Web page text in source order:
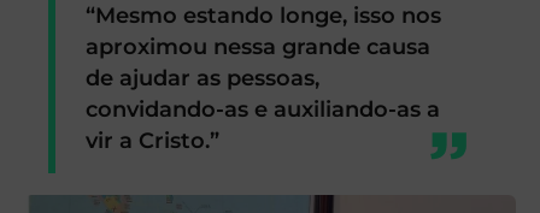
“Mesmo estando longe, isso nos
aproximou nessa grande causa
de ajudar as pessoas,
convidando-as e auxiliando-as a
vir a Cristo.”